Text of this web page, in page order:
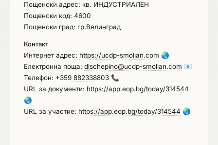
Пощенски адрес: кв. ИНДУСТРИАЛЕН
Пощенски код: 4600
Пощенски град: гр.Велинград
Контакт
Интернет адрес: https://ucdp-smolian.com 🌏
Електронна поща: dlschepino@ucdp-smolian.com 📧
Телефон: +359 882338803 📞
URL за документи: https://app.eop.bg/today/314544
🌏
URL за участие: https://app.eop.bg/today/314544 🌏